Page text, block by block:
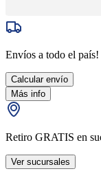
Envíos a todo el país!
Calcular envío
Más info
Retiro GRATIS en
Ver sucursales